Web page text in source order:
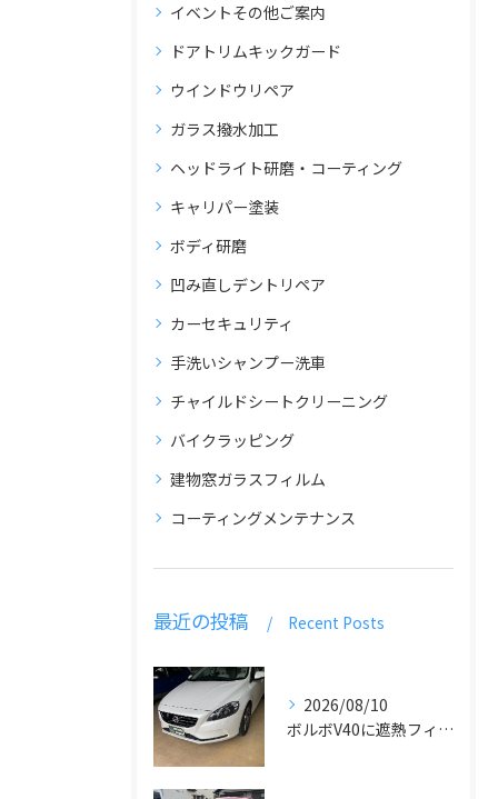
イベントその他ご案内
ドアトリムキックガード
ウインドウリペア
ガラス撥水加工
ヘッドライト研磨・コーティング
キャリパー塗装
ボディ研磨
凹み直しデントリペア
カーセキュリティ
手洗いシャンプー洗車
チャイルドシートクリーニング
バイクラッピング
建物窓ガラスフィルム
コーティングメンテナンス
最近の投稿 Recent Posts
2026/08/10
ボルボV40に遮熱フィルム施工